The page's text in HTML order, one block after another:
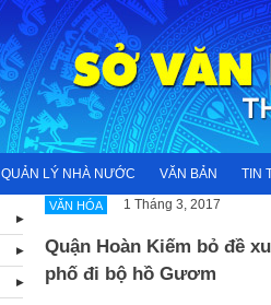
QUẢN LÝ NHÀ NƯỚC VĂN BẢN TIN
VĂN HÓA 1 Tháng 3, 2017
Quận Hoàn Kiếm bỏ đề
phố đi bộ hồ Gươm